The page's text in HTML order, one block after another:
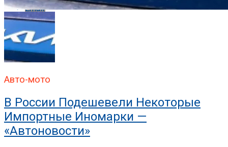
Email
Авто-мото
В России Подешевели Некоторые
Импортные Иномарки —
«Автоновости»